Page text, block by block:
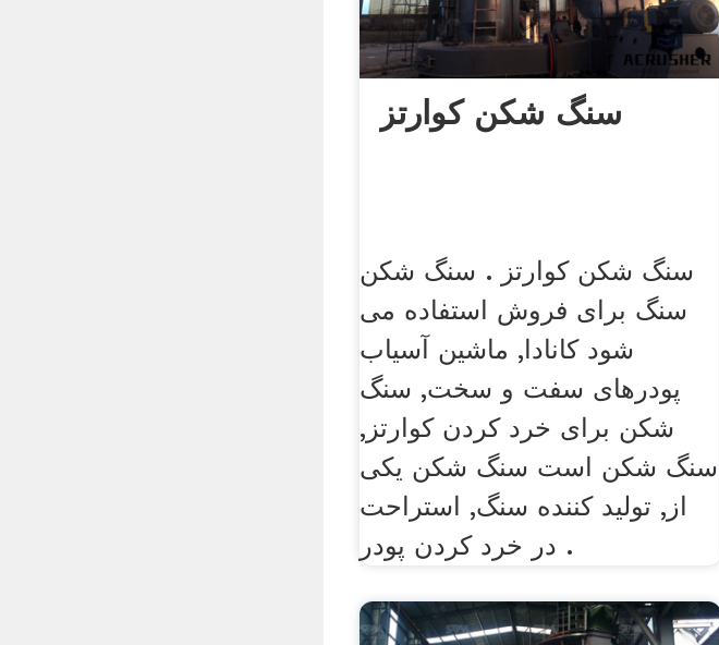
سنگ شکن کوارتز
سنگ شکن کوارتز . سنگ شکن
سنگ برای فروش استفاده می
شود کانادا, ماشین آسیاب
پودرهای سفت و سخت, سنگ
شکن برای خرد کردن کوارتز,
سنگ شکن است سنگ شکن یکی
از, تولید کننده سنگ, استراحت
در خرد کردن پودر .